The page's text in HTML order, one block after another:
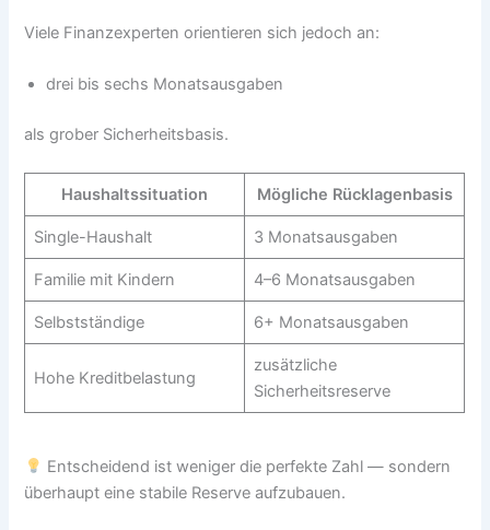
Viele Finanzexperten orientieren sich jedoch an:
drei bis sechs Monatsausgaben
als grober Sicherheitsbasis.
Haushaltssituation Mögliche Rücklagenbasis
Single-Haushalt 3 Monatsausgaben
Familie mit Kindern 4–6 Monatsausgaben
Selbstständige 6+ Monatsausgaben
Hohe Kreditbelastung
zusätzliche
Sicherheitsreserve
Entscheidend ist weniger die perfekte Zahl — sondern
überhaupt eine stabile Reserve aufzubauen.